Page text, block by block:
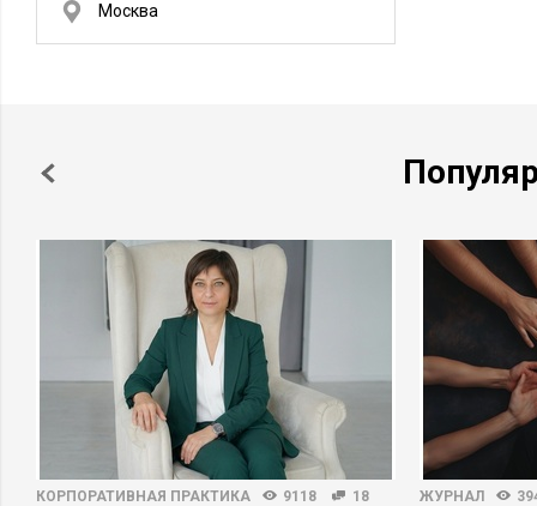
Москва
КОРПОРАТИВНАЯ ПРАКТИКА 9118 18 ЖУРНАЛ